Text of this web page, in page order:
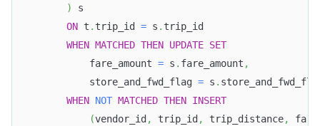
)
s
ON t . trip_id = s . trip_id
WHEN MATCHED THEN UPDATE SET
           fare_amount
= s . fare_amount ,
           store_and_fwd_flag
= s .
WHEN NOT MATCHED THEN INSERT
(vendor_id , trip_id , trip_distance,